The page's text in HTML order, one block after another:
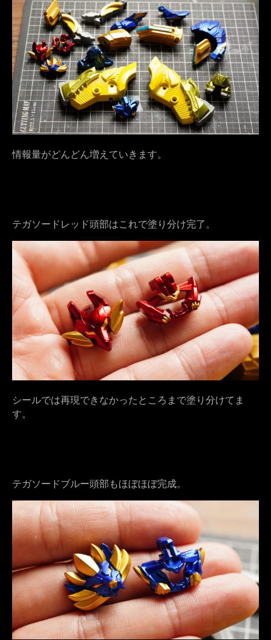
情報量がどんどん増えていきます。
テガソードレッド頭部はこれで塗り分け完了。
シールでは再現できなかったところまで塗り分けてま
す。
テガソードブルー頭部もほぼほぼ完成。